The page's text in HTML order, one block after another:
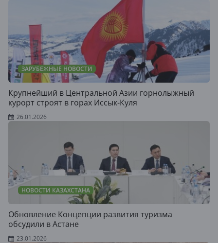
ЗАРУБЕЖНЫЕ НОВОСТИ
Крупнейший в Центральной Азии горнолыжный
курорт строят в горах Иссык-Куля
26.01.2026
НОВОСТИ КАЗАХСТАНА
Обновление Концепции развития туризма
обсудили в Астане
23.01.2026